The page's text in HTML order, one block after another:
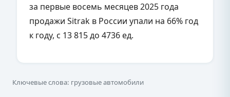
за первые восемь месяцев 2025 года
продажи Sitrak в России упали на 66% год
к году, с 13 815 до 4736 ед.
Ключевые слова: грузовые автомобили